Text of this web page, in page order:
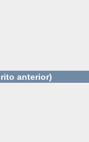
anterior)